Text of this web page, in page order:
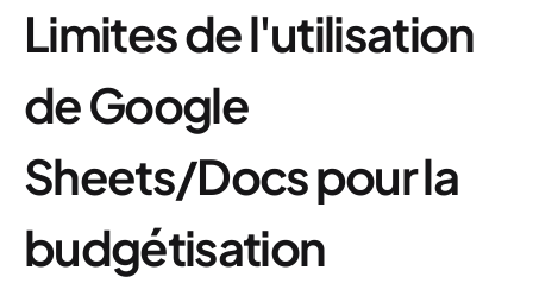
Limites de l'utilisation
de Google
Sheets/Docs pour la
budgétisation